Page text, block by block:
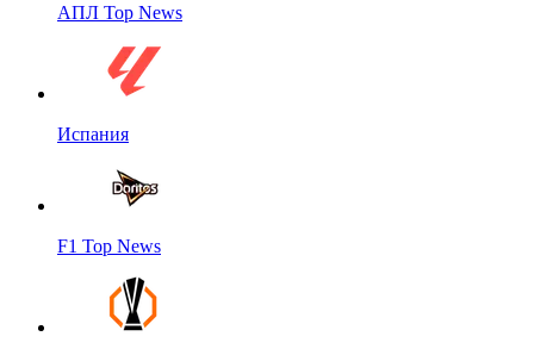
АПЛ Top News
Испания
F1 Top News